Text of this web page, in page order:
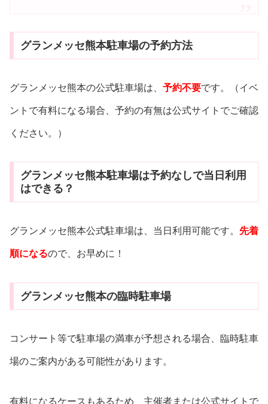
グランメッセ熊本駐車場の予約方法
グランメッセ熊本の公式駐車場は、 予約不要です。（イベ
ントで有料になる場合、予約の有無は公式サイトでご確認
ください。）
グランメッセ熊本駐車場は予約なしで当日利用
はできる？
グランメッセ熊本公式駐車場は、当日利用可能です。 先着
順になるので、お早めに！
グランメッセ熊本の臨時駐車場
コンサート等で駐車場の満車が予想される場合、臨時駐車
場のご案内がある可能性があります。
有料になるケースもあるため、主催者または公式サイトで